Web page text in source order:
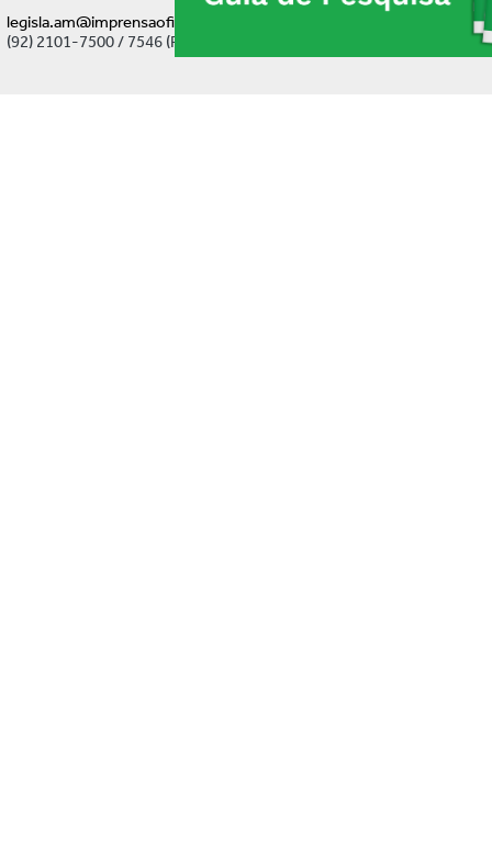
legisla.am@imprensaoficial.am.gov.br
(92) 2101-7500 / 7546 (Ramal)